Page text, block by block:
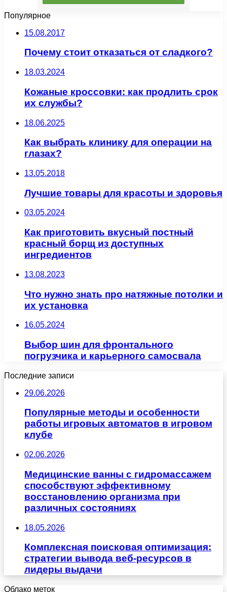
Популярное
15.08.2017
Почему стоит отказаться от сладкого?
18.03.2024
Кожаные кроссовки: как продлить срок
их службы?
18.06.2025
Как выбрать клинику для операции на
глазах?
13.05.2018
Лучшие товары для красоты и здоровья
03.05.2024
Как приготовить вкусный постный
красный борщ из доступных
ингредиентов
13.08.2023
Что нужно знать про натяжные потолки и
их установка
16.05.2024
Выбор шин для фронтального
погрузчика и карьерного самосвала
Последние записи
29.06.2026
Популярные методы и особенности
работы игровых автоматов в игровом
клубе
02.06.2026
Медицинские ванны с гидромассажем
способствуют эффективному
восстановлению организма при
различных состояниях
18.05.2026
Комплексная поисковая оптимизация:
стратегии вывода веб-ресурсов в
лидеры выдачи
Облако меток